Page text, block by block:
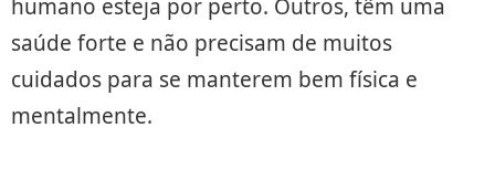
humano esteja por perto. Outros, têm uma
saúde forte e não precisam de muitos
cuidados para se manterem bem física e
mentalmente.